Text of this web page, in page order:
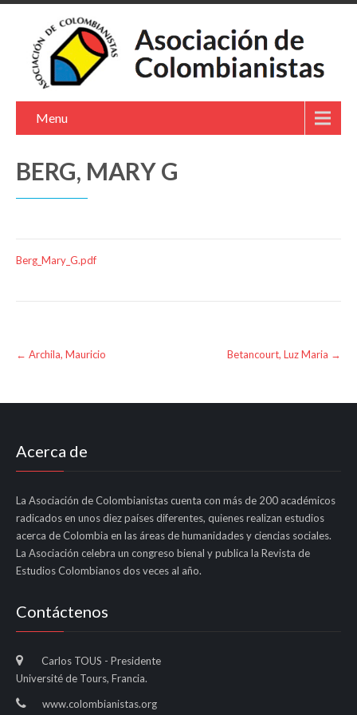
Menu
BERG, MARY G
Berg_Mary_G.pdf
Post
navigation
← Archila, Mauricio Betancourt, Luz Maria →
Acerca de
La Asociación de Colombianistas cuenta con más de 200 académicos
radicados en unos diez países diferentes, quienes realizan estudios
acerca de Colombia en las áreas de humanidades y ciencias sociales.
La Asociación celebra un congreso bienal y publica la Revista de
Estudios Colombianos dos veces al año.
Contáctenos
Carlos TOUS - Presidente
Université de Tours, Francia.
www.colombianistas.org